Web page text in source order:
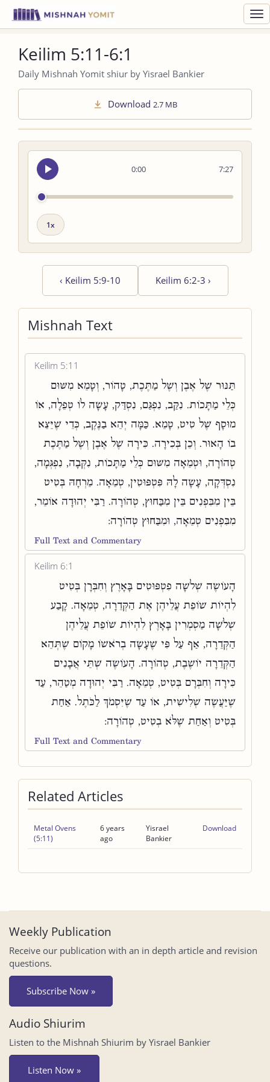
Keilim 5:11-6:1
Daily Mishnah Yomit shiur by Yisrael Bankier
Download 2.7 MB
0:00
Seek
audio
7:27
Playback
‹ Keilim 5:9-10 Keilim 6:2-3 ›
Mishnah Text
Keilim 5:11
תַּנּוּר שֶׁל אֶבֶן וְשֶׁל מַתֶּכֶת, טָהוֹר, וְטָמֵא מִשּׁוּם
כְּלֵי מַתָּכוֹת. נִקַּב, נִפְגַּם, נִסְדַּק, עָשָׂה לוֹ טְפֵלָה, אוֹ
מוּסָף שֶׁל טִיט, טָמֵא. כַּמָּה יְהֵא בַנֶּקֶב, כְּדֵי שֶׁיֵּצֵא
בוֹ הָאוּר. וְכֵן בְּכִירָה. כִּירָה שֶׁל אֶבֶן וְשֶׁל מַתֶּכֶת
טְהוֹרָה, וּטְמֵאָה מִשּׁוּם כְּלֵי מַתָּכוֹת, נִקְּבָה, נִפְגְּמָה,
נִסְדְּקָה, עָשָׂה לָהּ פִּטְפּוּטִין, טְמֵאָה. מֵרְחָהּ בְּטִיט
בֵּין מִבִּפְנִים בֵּין מִבַּחוּץ, טְהוֹרָה. רַבִּי יְהוּדָה אוֹמֵר,
מִבִּפְנִים טְמֵאָה, וּמִבַּחוּץ טְהוֹרָה:
Full Text and Commentary
Keilim 6:1
הָעוֹשֶׂה שְׁלֹשָׁה פִטְפּוּטִים בָּאָרֶץ וְחִבְּרָן בְּטִיט
לִהְיוֹת שׁוֹפֵת עֲלֵיהֶן אֶת הַקְּדֵרָה, טְמֵאָה. קָבַע
שְׁלֹשָׁה מַסְמְרִין בָּאָרֶץ לִהְיוֹת שׁוֹפֵת עֲלֵיהֶן
הַקְּדֵרָה, אַף עַל פִּי שֶׁעָשָׂה בְרֹאשׁוֹ מָקוֹם שֶׁתְּהֵא
הַקְּדֵרָה יוֹשֶׁבֶת, טְהוֹרָה. הָעוֹשֶׂה שְׁתֵּי אֲבָנִים
כִּירָה וְחִבְּרָם בְּטִיט, טְמֵאָה. רַבִּי יְהוּדָה מְטַהֵר, עַד
שֶׁיַּעֲשֶׂה שְׁלִישִׁית, אוֹ עַד שֶׁיִּסְמֹךְ לַכֹּתֶל. אַחַת
בְּטִיט וְאַחַת שֶׁלֹּא בְטִיט, טְהוֹרָה:
Full Text and Commentary
Related Articles
Metal Ovens
(5:11)
6 years
ago
Yisrael
Bankier
Download
Weekly Publication
Receive our publication with an in depth article and revision
questions.
Subscribe Now »
Audio Shiurim
Listen to the Mishnah Shiurim by Yisrael Bankier
Listen Now »